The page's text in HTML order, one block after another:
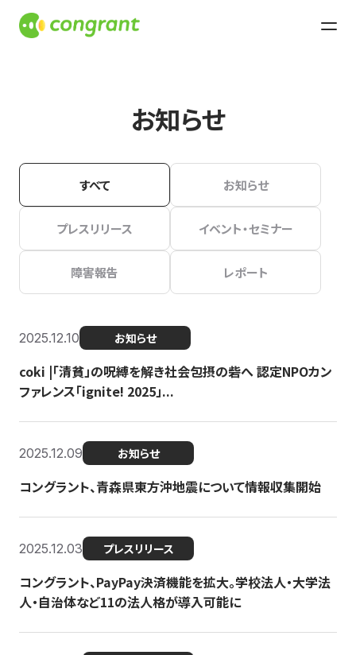
お知らせ
すべて お知らせ
プレスリリース イベント・セミナー
障害報告 レポート
2025.12.10 お知らせ
coki |「清貧」の呪縛を解き社会包摂の砦へ 認定NPOカン
ファレンス「ignite! 2025」...
2025.12.09 お知らせ
コングラント、青森県東方沖地震について情報収集開始
2025.12.03 プレスリリース
コングラント、PayPay決済機能を拡大。学校法人・大学法
人・自治体など11の法人格が導入可能に